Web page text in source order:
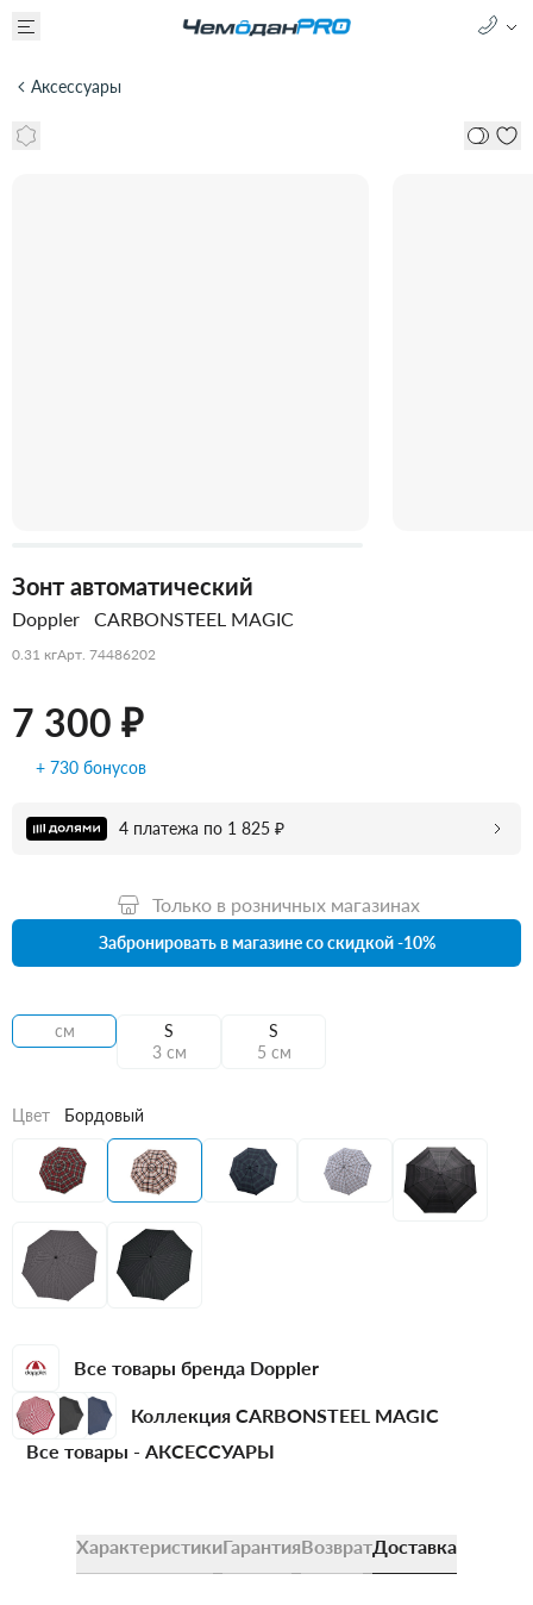
Аксессуары
Зонт автоматический
Doppler CARBONSTEEL MAGIC
0.31 кгАрт. 74486202
7 300 ₽
+ 730 бонусов
4 платежа по 1 825 ₽
Только в розничных магазинах
Забронировать в магазине со скидкой -10%
см
S
3 см
S
5 см
Цвет Бордовый
Все товары бренда Doppler
Коллекция CARBONSTEEL MAGIC
Все товары - АКСЕССУАРЫ
ХарактеристикиГарантияВозвратДоставка